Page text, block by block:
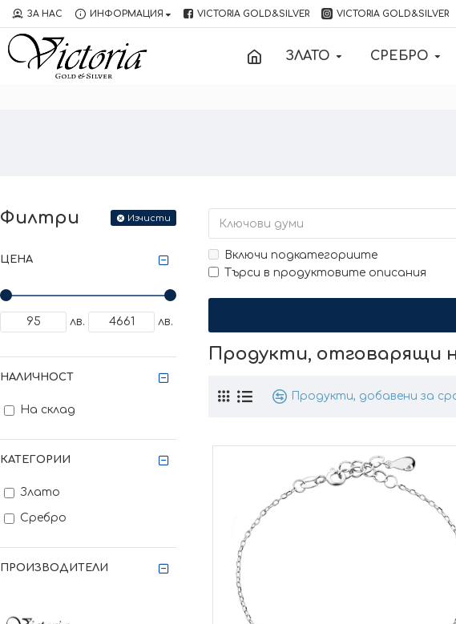
ЗА НАС ИНФОРМАЦИЯ VICTORIA GOLD&SILVER VICTORIA GOLD&SILVER
ЗЛАТО СРЕБРО
Филтри Изчисти
ЦЕНА
лв. лв.
КАТЕГОРИИ
Злато
Сребро
ПРОИЗВОДИТЕЛИ
НАЛИЧНОСТ
На склад
Включи подкатегориите
Търси в продуктовите описания
Продукти, отговарящи
Продукти, добавени за